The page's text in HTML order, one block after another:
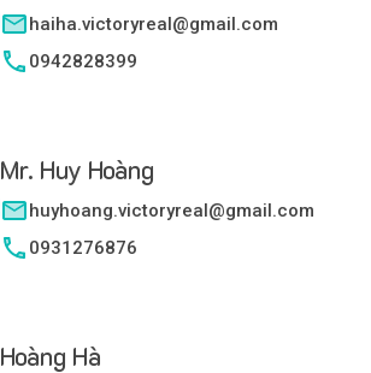
haiha.victoryreal@gmail.com
0942828399
Mr. Huy Hoàng
huyhoang.victoryreal@gmail.com
0931276876
Hoàng Hà